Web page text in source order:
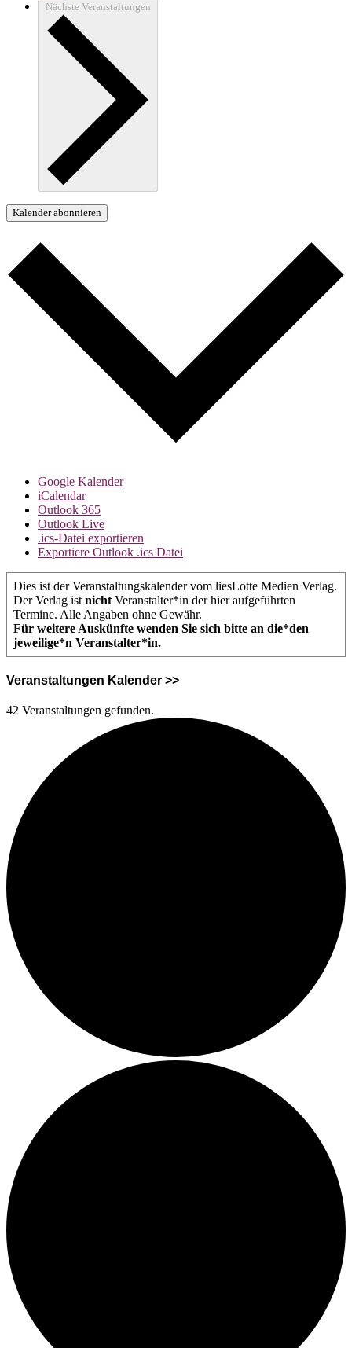
Nächste Veranstaltungen
Kalender abonnieren
Google Kalender
iCalendar
Outlook 365
Outlook Live
.ics-Datei exportieren
Exportiere Outlook .ics Datei
Dies ist der Veranstaltungskalender vom liesLotte Medien Verlag.
Der Verlag ist nicht Veranstalter*in der hier aufgeführten
Termine. Alle Angaben ohne Gewähr.
Für weitere Auskünfte wenden Sie sich bitte an die*den
jeweilige*n Veranstalter*in.
Veranstaltungen Kalender >>
42 Veranstaltungen gefunden.